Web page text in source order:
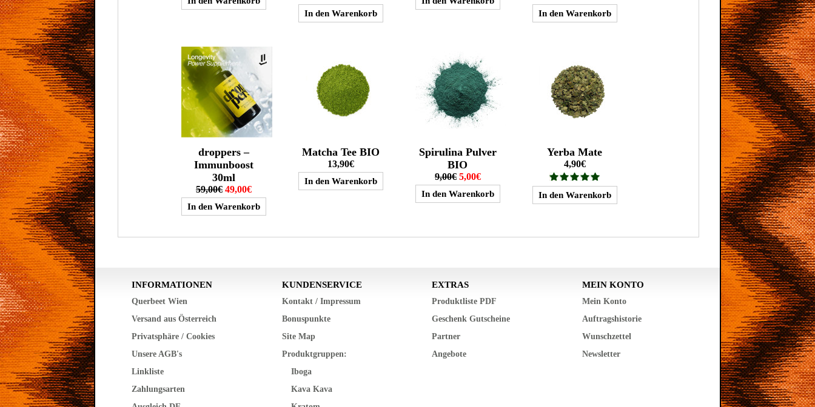
droppers –
Immunboost
30ml
59,00€ 49,00€
Matcha Tee BIO
13,90€
Spirulina Pulver
BIO
9,00€ 5,00€
Yerba Mate
4,90€
INFORMATIONEN
Querbeet Wien
Versand aus Österreich
Privatsphäre / Cookies
Unsere AGB's
Linkliste
Zahlungsarten
KUNDENSERVICE
Kontakt / Impressum
Bonuspunkte
Site Map
Produktgruppen:
Iboga
Kava Kava
EXTRAS
Produktliste PDF
Geschenk Gutscheine
Partner
Angebote
MEIN KONTO
Mein Konto
Auftragshistorie
Wunschzettel
Newsletter